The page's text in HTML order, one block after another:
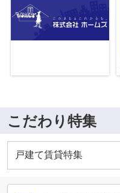
こだわり特集
戸建て賃貸特集